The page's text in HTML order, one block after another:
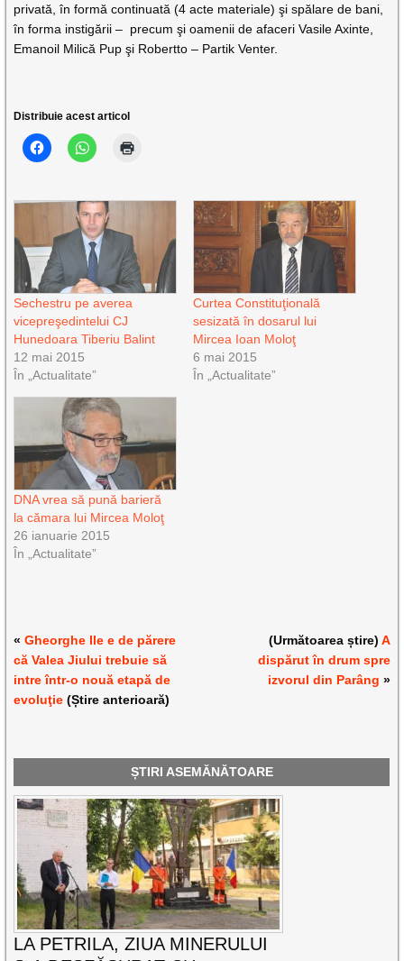
privată, în formă continuată (4 acte materiale) şi spălare de bani,
în forma instigării – precum şi oamenii de afaceri Vasile Axinte,
Emanoil Milică Pup şi Robertto – Partik Venter.
Distribuie acest articol
Sechestru pe averea
vicepreşedintelui CJ
Hunedoara Tiberiu Balint
12 mai 2015
În „Actualitate”
Curtea Constituţională
sesizată în dosarul lui
Mircea Ioan Moloţ
6 mai 2015
În „Actualitate”
DNA vrea să pună barieră
la cămara lui Mircea Moloţ
26 ianuarie 2015
În „Actualitate”
«Gheorghe Ile e de părere
că Valea Jiului trebuie să
intre într-o nouă etapă de
evoluţie (Știre anterioară)
(Următoarea știre) A
dispărut în drum spre
izvorul din Parâng »
ȘTIRI ASEMĂNĂTOARE
LA PETRILA, ZIUA MINERULUI